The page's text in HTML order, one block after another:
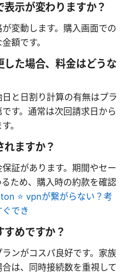
示が変わりますか？
変動します。購入画面での
額です。
した場合、料金はどうな
と日割り計算の有無はプラ
す。通常は次回請求日から
。
ますか？
証があります。期間やセー
ため、購入時の約款を確認
⭐ vpnが繋がらない？考
でき
すめですか？
ンがコスパ良好です。家族
は、同時接続数を重視して